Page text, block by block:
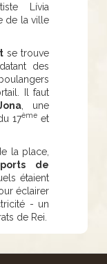
Lívia
de la ville
se trouve
des
Il faut
, une
17ème et
la place,
de
étaient
éclairer
- un
de Rei.